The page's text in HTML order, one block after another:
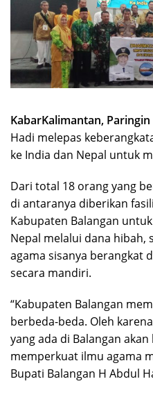
KabarKalimantan, Paringin
Hadi melepas
ke India dan Nepal untuk
Dari total 18 orang yang
di antaranya diberikan
Kabupaten Balangan
Nepal melalui dana hibah,
agama sisanya berangkat
secara mandiri.
“Kabupaten Balangan
berbeda-beda. Oleh
yang ada di Balangan
memperkuat ilmu agama
Bupati Balangan H Abdul